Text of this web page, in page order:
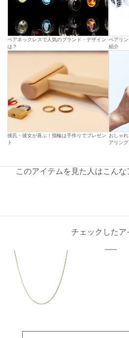
ペアネックレスで人気のブランド・デザイン
は？
ペアリ
紹介
彼氏・彼女が喜ぶ！指輪は手作りでプレゼン
ト
おしゃ
アリン
このアイテムを見た人はこん
チェックしたア